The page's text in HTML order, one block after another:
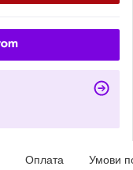
Оплата Умови